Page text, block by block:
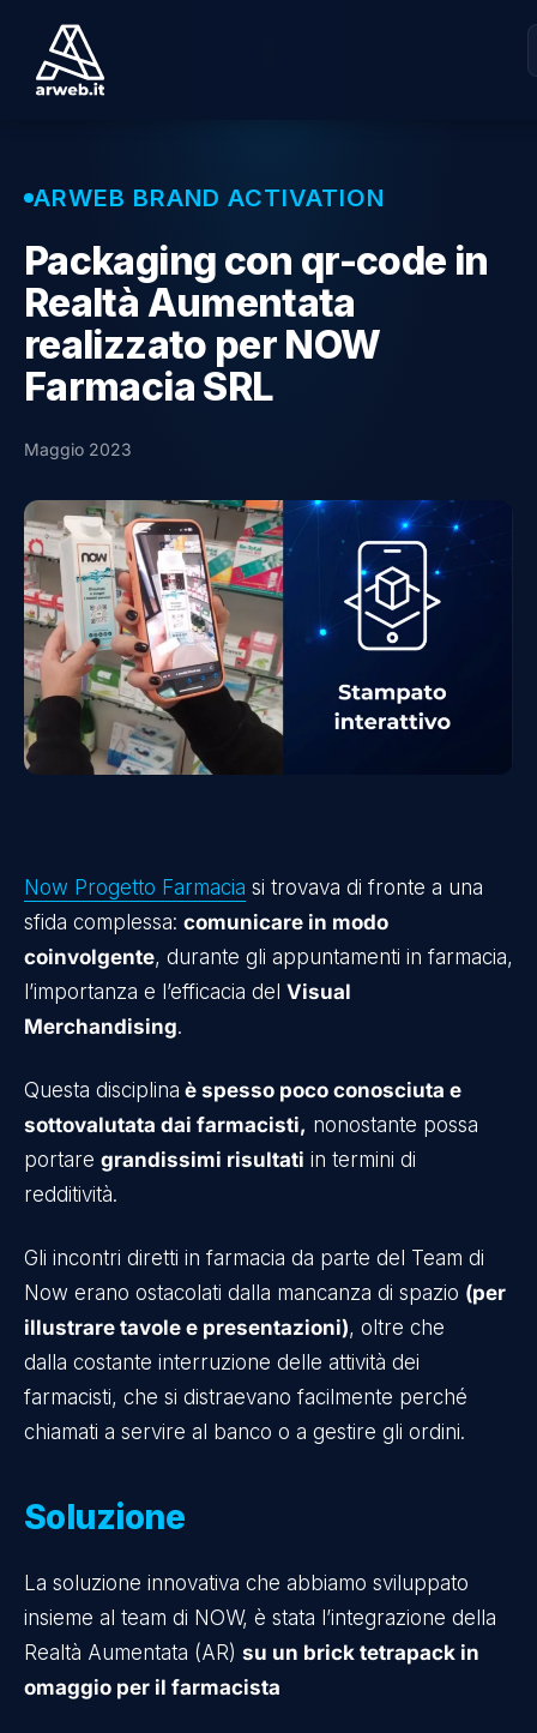
ARWEB BRAND ACTIVATION
Packaging con qr-code in
Realtà Aumentata
realizzato per NOW
Farmacia SRL
Maggio 2023
Now Progetto Farmacia si trovava di fronte a una
sfida complessa: comunicare in modo
coinvolgente, durante gli appuntamenti in farmacia,
l’importanza e l’efficacia del Visual
Merchandising.
Questa disciplina è spesso poco conosciuta e
sottovalutata dai farmacisti, nonostante possa
portare grandissimi risultati in termini di
redditività.
Gli incontri diretti in farmacia da parte del Team di
Now erano ostacolati dalla mancanza di spazio (per
illustrare tavole e presentazioni), oltre che
dalla costante interruzione delle attività dei
farmacisti, che si distraevano facilmente perché
chiamati a servire al banco o a gestire gli ordini.
Soluzione
La soluzione innovativa che abbiamo sviluppato
insieme al team di NOW, è stata l’integrazione della
Realtà Aumentata (AR) su un brick tetrapack in
omaggio per il farmacista